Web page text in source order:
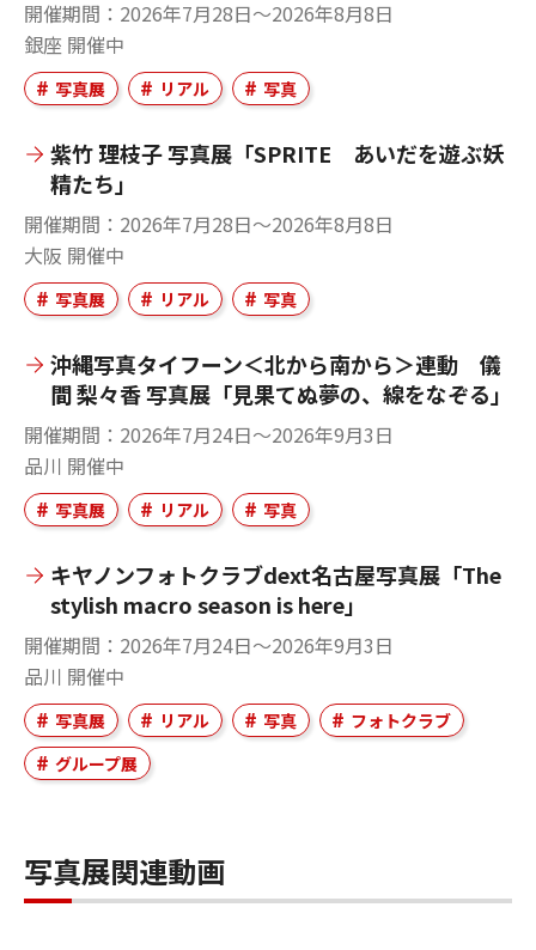
開催期間
2026年7月28日～2026年8月8日
銀座 開催中
写真展 リアル 写真
紫竹 理枝子 写真展「SPRITE あいだを遊ぶ妖
精たち」
開催期間
2026年7月28日～2026年8月8日
大阪 開催中
写真展 リアル 写真
沖縄写真タイフーン＜北から南から＞連動 儀
間 梨々香 写真展「見果てぬ夢の、線をなぞる」
開催期間
2026年7月24日～2026年9月3日
品川 開催中
写真展 リアル 写真
キヤノンフォトクラブdext名古屋写真展「The
stylish macro season is here」
開催期間
2026年7月24日～2026年9月3日
品川 開催中
写真展 リアル 写真
フォトクラブ
グループ展
写真展関連動画